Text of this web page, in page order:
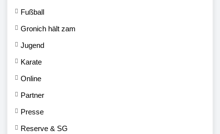
Fußball
Gronich hält zam
Jugend
Karate
Online
Partner
Presse
Reserve & SG